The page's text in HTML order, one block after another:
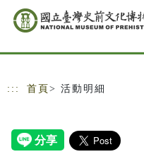
跳到主要內容
網站導覽
::: 首頁 > 活動明細